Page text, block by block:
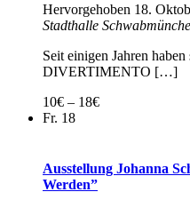
Hervorgehoben 18.
Stadthalle
Seit einigen Jahren
DIVERTIMENTO […]
10€ – 18€
Fr. 18
Ausstellung Johanna
Werden”